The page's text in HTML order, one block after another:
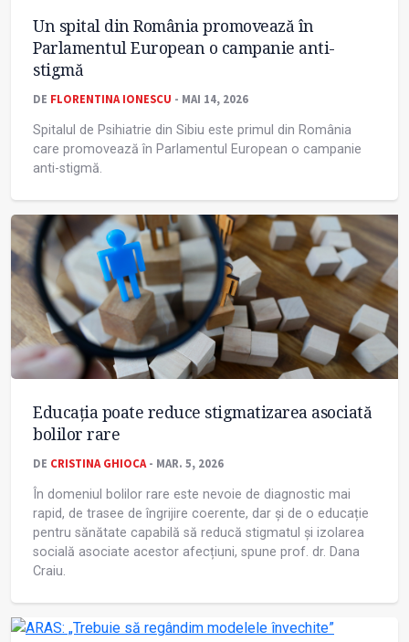
Un spital din România promovează în
Parlamentul European o campanie anti-
stigmă
DE FLORENTINA IONESCU - MAI 14, 2026
Spitalul de Psihiatrie din Sibiu este primul din România
care promovează în Parlamentul European o campanie
anti-stigmă.
Educația poate reduce stigmatizarea asociată
bolilor rare
DE CRISTINA GHIOCA- MAR. 5, 2026
În domeniul bolilor rare este nevoie de diagnostic mai
rapid, de trasee de îngrijire coerente, dar și de o educație
pentru sănătate capabilă să reducă stigmatul și izolarea
socială asociate acestor afecțiuni, spune prof. dr. Dana
Craiu.